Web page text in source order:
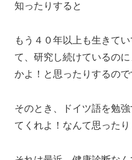
知ったりすると
もう４０年以上も生きて
て、研究し続けているの
かよ！と思ったりするので
そのとき、ドイツ語を勉
てくれよ！なんて思ったり